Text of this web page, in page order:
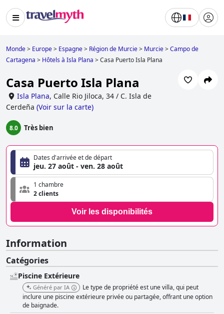
Monde> Europe> Espagne> Région de Murcie> Murcie>Campo de
Cartagena > Hôtels à Isla Plana >Casa Puerto Isla Plana
Casa Puerto Isla Plana
Isla Plana, Calle Rio Jiloca, 34 / C. Isla de
Cerdeña (Voir sur la carte)
8.0 Très bien
Dates d'arrivée et de départ
jeu. 27 août - ven. 28 août
1 chambre
2 clients
Voir les disponibilités
Information
Catégories
Piscine Extérieure
Généré par IA
Le type de propriété est une villa, qui peut
inclure une piscine extérieure privée ou partagée, offrant une option
de baignade.